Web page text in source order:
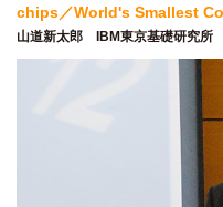
chips／World's Smallest
山道新太郎 IBM東京基礎研究所